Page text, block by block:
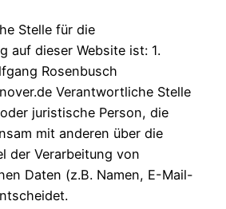
Stelle für die
auf dieser Website ist: 1.
Rosenbusch
Verantwortliche Stelle
juristische Person, die
mit anderen über die
der Verarbeitung von
Daten (z.B. Namen, E-Mail-